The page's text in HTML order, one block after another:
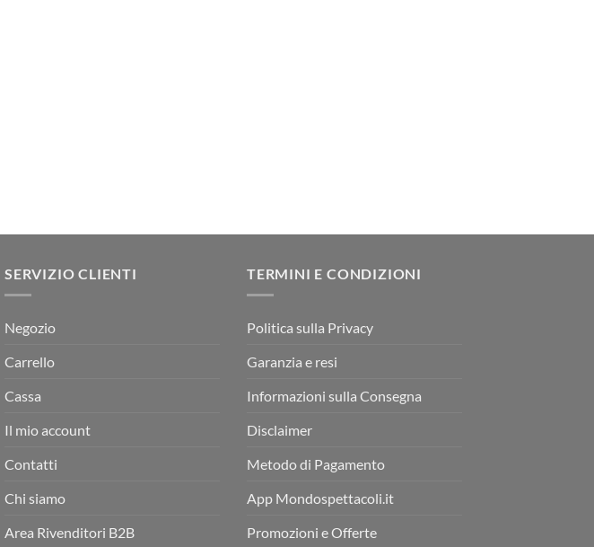
SERVIZIO CLIENTI
Negozio
Carrello
Cassa
Il mio account
Contatti
Chi siamo
Area Rivenditori B2B
TERMINI E CONDIZIONI
Politica sulla Privacy
Garanzia e resi
Informazioni sulla Consegna
Disclaimer
Metodo di Pagamento
App Mondospettacoli.it
Promozioni e Offerte